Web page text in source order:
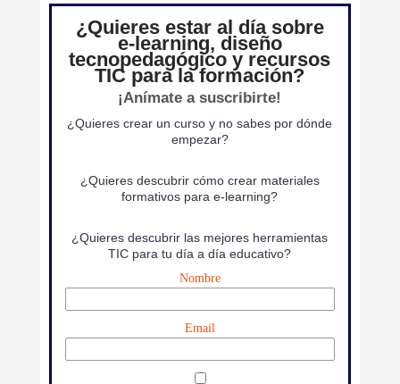
¿Quieres estar al día sobre
e-learning, diseño
tecnopedagógico y recursos
TIC para la formación?
¡Anímate a suscribirte!
¿Quieres crear un curso y no sabes por dónde
empezar?
¿Quieres descubrir cómo crear materiales
formativos para e-learning?
¿Quieres descubrir las mejores herramientas
TIC para tu día a día educativo?
Nombre
Email